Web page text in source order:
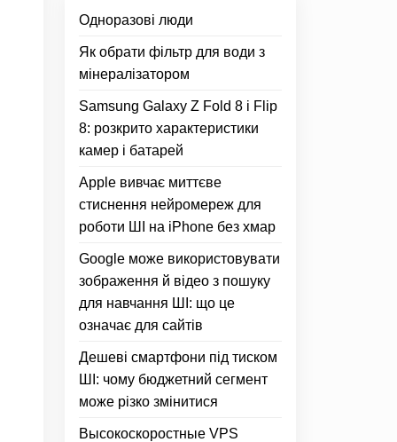
Одноразові люди
Як обрати фільтр для води з
мінералізатором
Samsung Galaxy Z Fold 8 і Flip
8: розкрито характеристики
камер і батарей
Apple вивчає миттєве
стиснення нейромереж для
роботи ШІ на iPhone без хмар
Google може використовувати
зображення й відео з пошуку
для навчання ШІ: що це
означає для сайтів
Дешеві смартфони під тиском
ШІ: чому бюджетний сегмент
може різко змінитися
Высокоскоростные VPS